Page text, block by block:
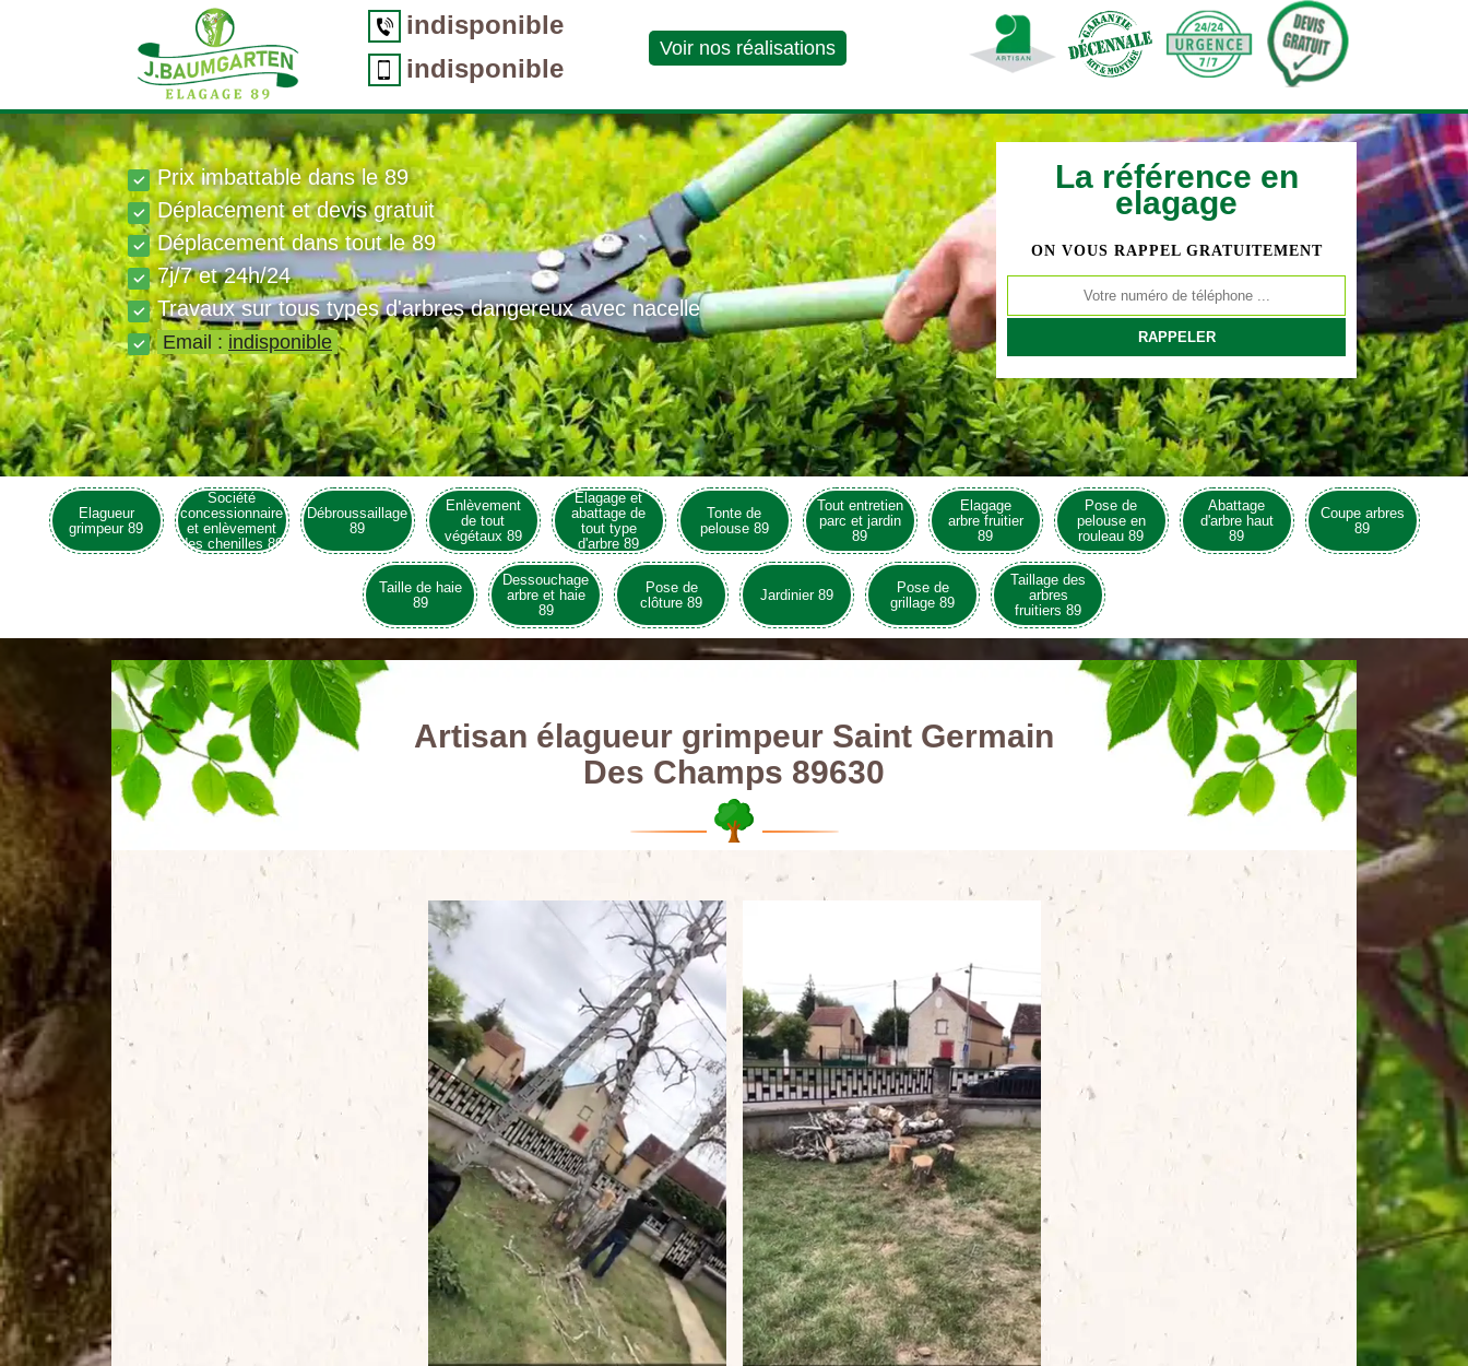
indisponible
indisponible
Voir nos réalisations
La référence en
elagage
ON VOUS RAPPEL GRATUITEMENT
Prix imbattable dans le 89
Déplacement et devis gratuit
Déplacement dans tout le 89
7j/7 et 24h/24
Travaux sur tous types d'arbres dangereux avec nacelle
Email : indisponible
Elagueur
grimpeur 89
Société
concessionnaire
et enlèvement
des chenilles 89
Débroussaillage
89
Enlèvement
de tout
végétaux 89
Elagage et
abattage de
tout type
d'arbre 89
Tonte de
pelouse 89
Tout entretien
parc et jardin
89
Elagage
arbre fruitier
89
Pose de
pelouse en
rouleau 89
Abattage
d'arbre haut
89
Coupe arbres
89
Taille de haie
89
Dessouchage
arbre et haie
89
Pose de
clôture 89
Jardinier 89
Pose de
grillage 89
Taillage des
arbres
fruitiers 89
Artisan élagueur grimpeur Saint Germain
Des Champs 89630